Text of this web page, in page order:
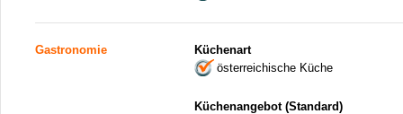
Gastronomie
Küchenart
österreichische Küche
Küchenangebot (Standard)